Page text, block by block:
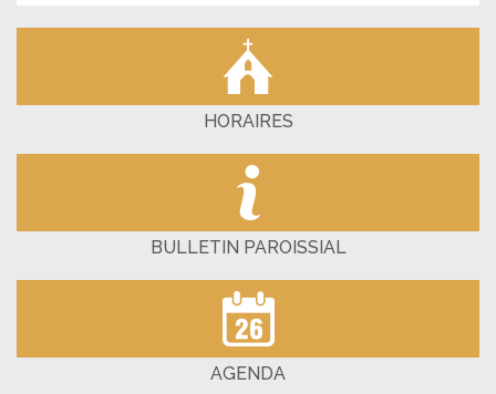
HORAIRES
BULLETIN PAROISSIAL
AGENDA